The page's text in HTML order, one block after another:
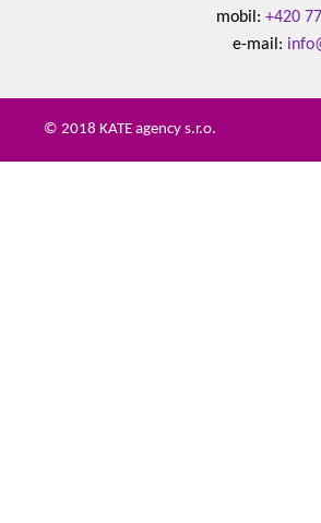
mobil: +420
e-mail:
© 2018 KATE agency s.r.o.